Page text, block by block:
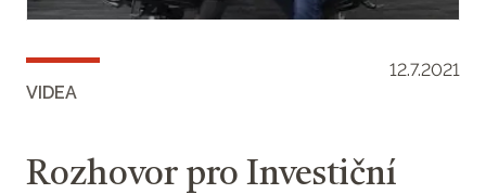
VIDEA
12.7.2021
Rozhovor pro Investiční